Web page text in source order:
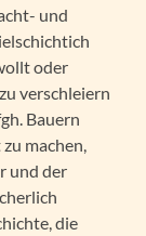
und
oder
verschleiern
Bauern
machen,
und der
die